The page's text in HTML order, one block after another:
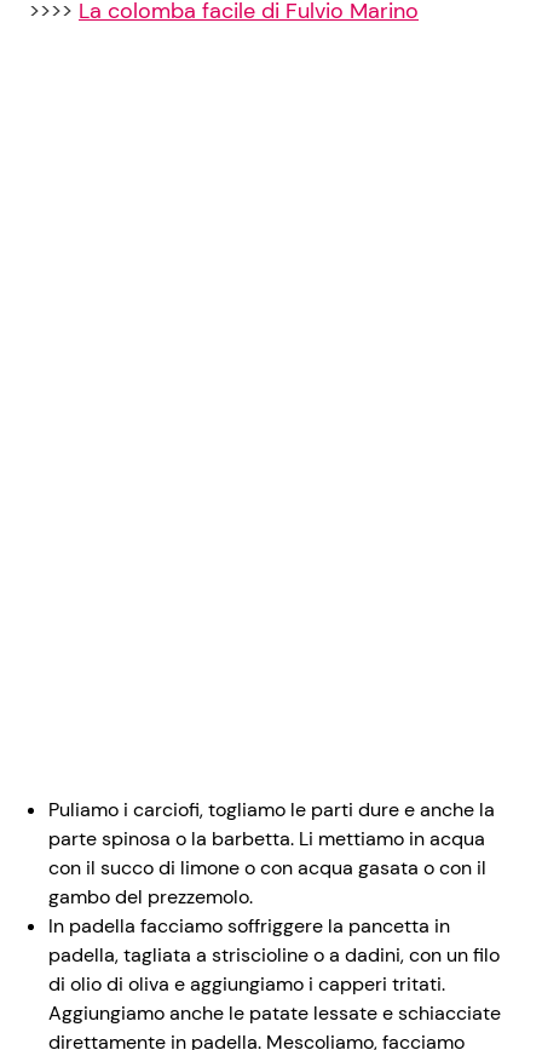
>>>> La colomba facile di Fulvio Marino
Puliamo i carciofi, togliamo le parti dure e anche la
parte spinosa o la barbetta. Li mettiamo in acqua
con il succo di limone o con acqua gasata o con il
gambo del prezzemolo.
In padella facciamo soffriggere la pancetta in
padella, tagliata a striscioline o a dadini, con un filo
di olio di oliva e aggiungiamo i capperi tritati.
Aggiungiamo anche le patate lessate e schiacciate
direttamente in padella. Mescoliamo, facciamo